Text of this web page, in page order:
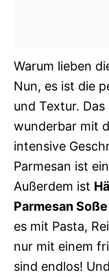
Warum lieben
Nun, es ist die
und Textur.
wunderbar mit
intensive
Parmesan ist
Außerdem ist
Parmesan Soße
es mit Pasta,
nur mit einem
sind endlos!